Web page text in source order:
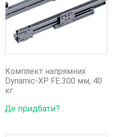
Комплект напрямних
Dynamic-XP FE 300 мм, 40
кг
Де придбати?